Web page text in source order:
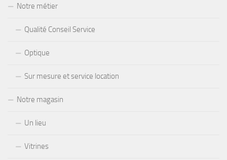
Notre métier
Qualité Conseil Service
Optique
Sur mesure et service location
Notre magasin
Un lieu
Vitrines